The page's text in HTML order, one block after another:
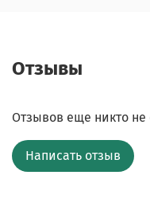
Отзывы
Отзывов еще никто не
Написать отзыв